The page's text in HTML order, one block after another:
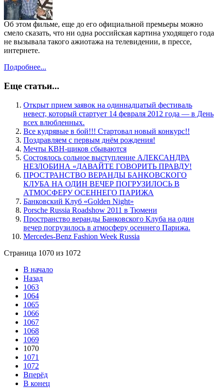
Об этом фильме, еще до его официальной премьеры можно
смело сказать, что ни одна российская картина уходящего года
не вызывала такого ажиотажа на телевидении, в прессе,
интернете.
Подробнее...
Еще статьи...
Открыт прием заявок на одиннадцатый фестиваль
невест, который стартует 14 февраля 2012 года — в День
всех влюбленных.
Все кудрявые в бой!!! Стартовал новый конкурс!!
Поздравляем с первым днём рождения!
Мечты КВН-щиков сбываются
Состоялось сольное выступление АЛЕКСАНДРА
НЕЗЛОБИНА «ДАВАЙТЕ ГОВОРИТЬ ПРАВДУ!
ПРОСТРАНСТВО ВЕРАНДЫ БАНКОВСКОГО
КЛУБА НА ОДИН ВЕЧЕР ПОГРУЗИЛОСЬ В
АТМОСФЕРУ ОСЕННЕГО ПАРИЖА
Банковский Клуб «Golden Night»
Porsche Russia Roadshow 2011 в Тюмени
Пространство веранды Банковского Клуба на один
вечер погрузилось в атмосферу осеннего Парижа.
Mercedes-Benz Fashion Week Russia
Страница 1070 из 1072
В начало
Назад
1063
1064
1065
1066
1067
1068
1069
1070
1071
1072
Вперёд
В конец